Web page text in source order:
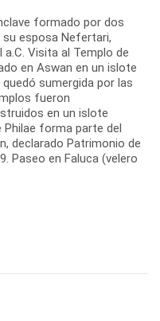
formado por dos
esposa Nefertari,
Visita al Templo de
en Aswan en un islote
sumergida por las
fueron
en un islote
forma parte del
declarado Patrimonio de
Paseo en Faluca (velero